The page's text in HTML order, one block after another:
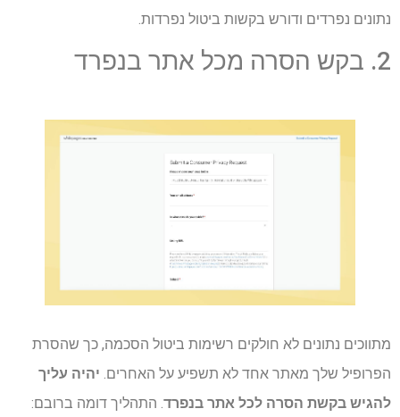
נתונים נפרדים ודורש בקשות ביטול נפרדות.
2. בקש הסרה מכל אתר בנפרד
מתווכים נתונים לא חולקים רשימות ביטול הסכמה, כך שהסרת
הפרופיל שלך מאתר אחד לא תשפיע על האחרים. יהיה עליך
להגיש בקשת הסרה לכל אתר בנפרד . התהליך דומה ברובם: